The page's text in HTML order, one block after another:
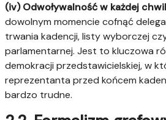
(iv) Odwoływalność w każdej
dowolnym momencie cofnąć
trwania kadencji, listy wyborczej
parlamentarnej. Jest to kluczowa
demokracji przedstawicielskiej, w
reprezentanta przed końcem
bardzo trudne.